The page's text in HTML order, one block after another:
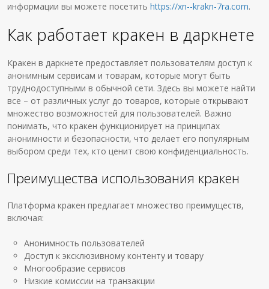
информации вы можете посетитьhttps://xn--krakn-7ra.com.
Как работает кракен в даркнете
Кракен в даркнете предоставляет пользователям доступ к
анонимным сервисам и товарам, которые могут быть
труднодоступными в обычной сети. Здесь вы можете найти
все – от различных услуг до товаров, которые открывают
множество возможностей для пользователей. Важно
понимать, что кракен функционирует на принципах
анонимности и безопасности, что делает его популярным
выбором среди тех, кто ценит свою конфиденциальность.
Преимущества использования кракен
Платформа кракен предлагает множество преимуществ,
включая:
Анонимность пользователей
Доступ к эксклюзивному контенту и товару
Многообразие сервисов
Низкие комиссии на транзакции